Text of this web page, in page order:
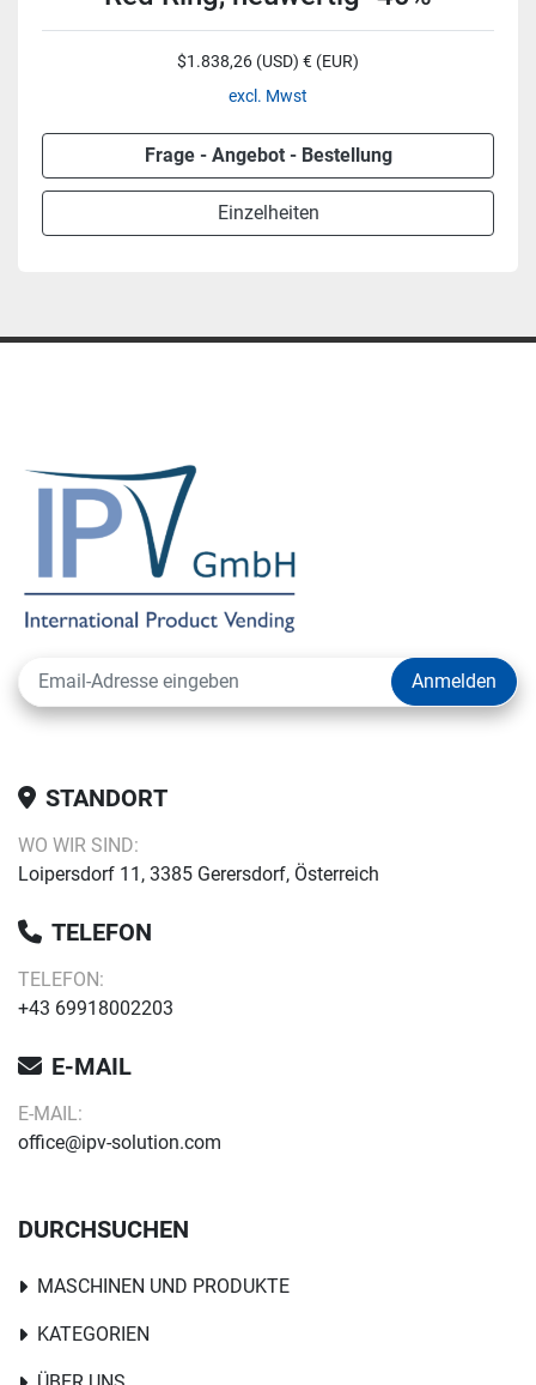
$1.838,26 (USD) € (EUR)
excl. Mwst
Frage - Angebot - Bestellung
Einzelheiten
Anmelden
STANDORT
WO WIR SIND:
Loipersdorf 11, 3385 Gerersdorf, Österreich
TELEFON
TELEFON:
+43 69918002203
E-MAIL
E-MAIL:
office@ipv-solution.com
DURCHSUCHEN
MASCHINEN UND PRODUKTE
KATEGORIEN